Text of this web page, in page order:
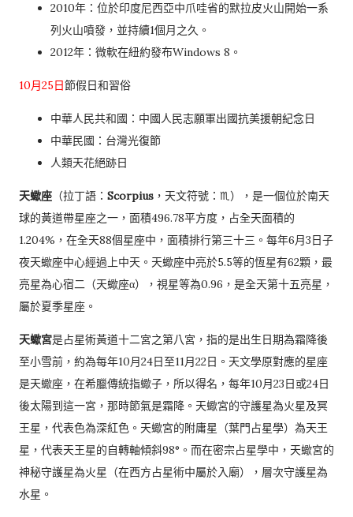
2010年：位於印度尼西亞中爪哇省的默拉皮火山開始一系
列火山噴發，並持續1個月之久。
2012年：微軟在紐約發布Windows 8。
10月25日節假日和習俗
中華人民共和國：中國人民志願軍出國抗美援朝紀念日
中華民國：台灣光復節
人類天花絕跡日
天蠍座 （拉丁語： Scorpius ，天文符號：♏），是一個位於南天
球的黃道帶星座之一，面積496.78平方度，占全天面積的
1.204%，在全天88個星座中，面積排行第三十三。每年6月3日子
夜天蠍座中心經過上中天。天蠍座中亮於5.5等的恆星有62顆，最
亮星為心宿二（天蠍座α），視星等為0.96，是全天第十五亮星，
屬於夏季星座。
天蠍宮是占星術黃道十二宮之第八宮，指的是出生日期為霜降後
至小雪前，約為每年10月24日至11月22日。天文學原對應的星座
是天蠍座，在希臘傳統指蠍子，所以得名，每年10月23日或24日
後太陽到這一宮，那時節氣是霜降。天蠍宮的守護星為火星及冥
王星，代表色為深紅色。天蠍宮的附庸星（葉門占星學）為天王
星，代表天王星的自轉軸傾斜98°。而在密宗占星學中，天蠍宮的
神秘守護星為火星（在西方占星術中屬於入廟），層次守護星為
水星。